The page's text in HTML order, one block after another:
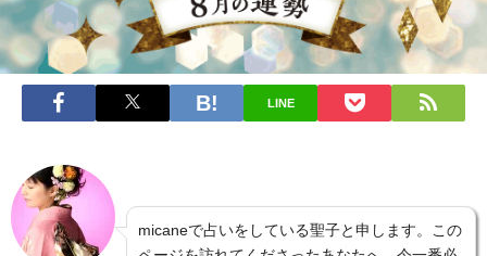
LINE
micaneで占いをしている聖子と申します。この